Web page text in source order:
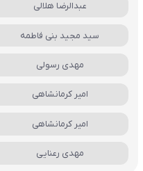
عبدالرضا هلالی
سید مجید بنی فاطمه
مهدی رسولی
امیر کرمانشاهی
امیر کرمانشاهی
مهدی رعنایی